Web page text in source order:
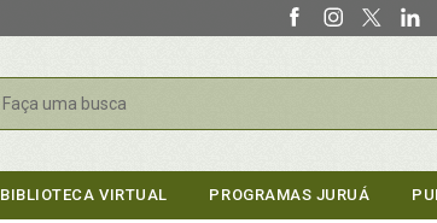
Buscar
BIBLIOTECA VIRTUAL PROGRAMAS JURUÁ